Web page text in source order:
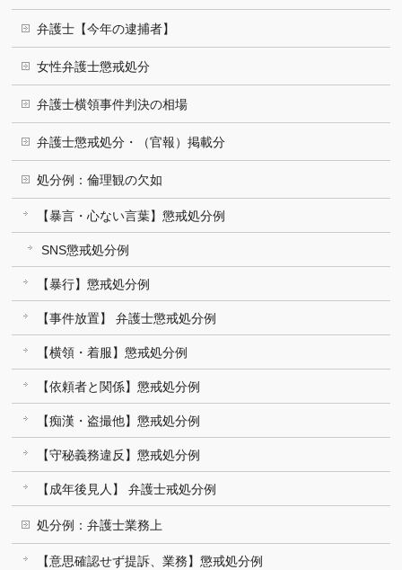
弁護士【今年の逮捕者】
女性弁護士懲戒処分
弁護士横領事件判決の相場
弁護士懲戒処分・（官報）掲載分
処分例：倫理観の欠如
【暴言・心ない言葉】懲戒処分例
SNS懲戒処分例
【暴行】懲戒処分例
【事件放置】 弁護士懲戒処分例
【横領・着服】懲戒処分例
【依頼者と関係】懲戒処分例
【痴漢・盗撮他】懲戒処分例
【守秘義務違反】懲戒処分例
【成年後見人】 弁護士戒処分例
処分例：弁護士業務上
【意思確認せず提訴、業務】懲戒処分例